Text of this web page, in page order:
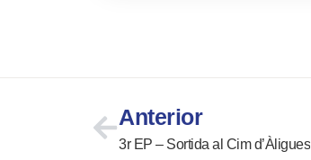
Anterior
3r EP – Sortida al Cim d’Àligues